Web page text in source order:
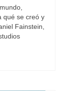
qué se creó y
Fainstein,